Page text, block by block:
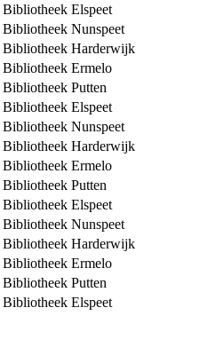
Bibliotheek Elspeet
Bibliotheek Nunspeet
Bibliotheek Harderwijk
Bibliotheek Ermelo
Bibliotheek Putten
Bibliotheek Elspeet
Bibliotheek Nunspeet
Bibliotheek Harderwijk
Bibliotheek Ermelo
Bibliotheek Putten
Bibliotheek Elspeet
Bibliotheek Nunspeet
Bibliotheek Harderwijk
Bibliotheek Ermelo
Bibliotheek Putten
Bibliotheek Elspeet